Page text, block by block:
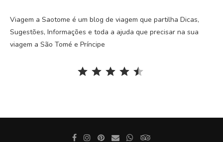
Viagem a Saotome é um blog de viagem que partilha Dicas,
Sugestões, Informações e toda a ajuda que precisar na sua
viagem a São Tomé e Príncipe